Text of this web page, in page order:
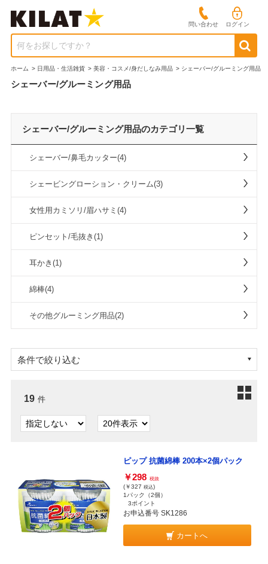
問い合わせ ログイン
何をお探しですか？
ホーム > 日用品・生活雑貨 > 美容・コスメ/身だしなみ用品 > シェーバー/グルーミング用品
シェーバー/グルーミング用品
シェーバー/グルーミング用品のカテゴリ一覧
シェーバー/鼻毛カッター(4)
シェービングローション・クリーム(3)
女性用カミソリ/眉ハサミ(4)
ピンセット/毛抜き(1)
耳かき(1)
綿棒(4)
その他グルーミング用品(2)
条件で絞り込む
19 件
ピップ 抗菌綿棒 200本×2個パック
￥298 税抜
(￥327 税込)
1パック（2個）
3ポイント
お申込番号 SK1286
カートへ